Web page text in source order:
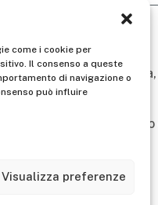
come i cookie per
Il consenso a queste
di navigazione o
può influire
Visualizza preferenze
in acciaio con pala
per agevolare il